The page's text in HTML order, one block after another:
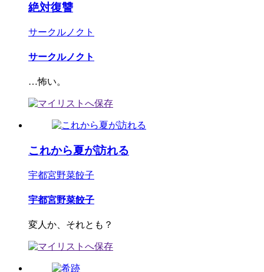
絶対復讐
サークルノクト
サークルノクト
…怖い。
これから夏が訪れる
宇都宮野菜餃子
宇都宮野菜餃子
変人か、それとも？